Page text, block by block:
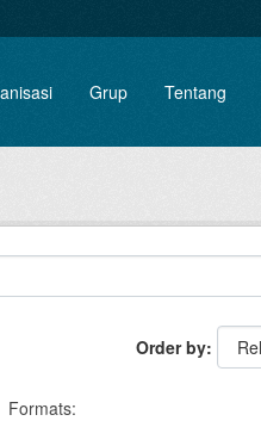
Grup Tentang
Order by
Formats: